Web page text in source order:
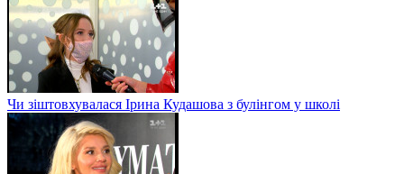
Чи зіштовхувалася Ірина Кудашова з булінгом у школі